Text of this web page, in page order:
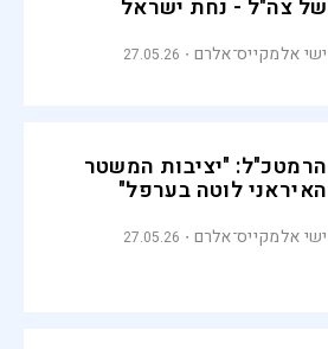
של צה"ל - נחת ישראל
ישי אלמקייס־אלרם 27.05.26
הרמטכ"ל: "יציבות המשטר
האיראני לוטה בערפל"
ישי אלמקייס־אלרם 27.05.26